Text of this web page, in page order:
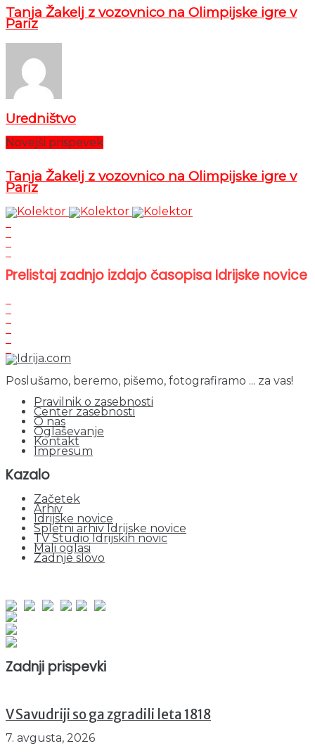
Tanja Žakelj z vozovnico na Olimpijske igre v
Pariz
Uredništvo
Novejši prispevek
Tanja Žakelj z vozovnico na Olimpijske igre v
Pariz
Prelistaj zadnjo izdajo časopisa Idrijske novice
Poslušamo, beremo, pišemo, fotografiramo ... za vas!
Pravilnik o zasebnosti
Center zasebnosti
O nas
Oglaševanje
Kontakt
Impresum
Kazalo
Začetek
Arhiv
Idrijske novice
Spletni arhiv Idrijske novice
TV Studio Idrijskih novic
Mali oglasi
Zadnje slovo
Zadnji prispevki
V Savudriji so ga zgradili leta 1818
7. avgusta, 2026